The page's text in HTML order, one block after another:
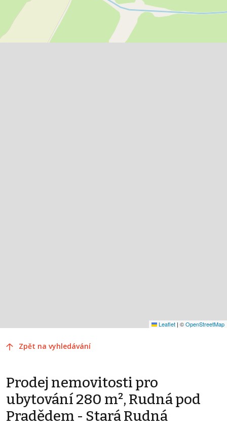
Leaflet | ©OpenStreetMap
Zpět na vyhledávání
Prodej nemovitosti pro
ubytování 280 m², Rudná pod
Pradědem - Stará Rudná